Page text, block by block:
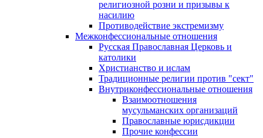
религиозной розни и призывы к
насилию
Противодействие экстремизму
Межконфессиональные отношения
Русская Православная Церковь и
католики
Христианство и ислам
Традиционные религии против "сект"
Внутриконфессиональные отношения
Взаимоотношения
мусульманских организаций
Православные юрисдикции
Прочие конфессии